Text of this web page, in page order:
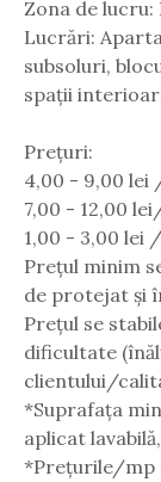
Zona de
Lucrări:
subsoluri,
spații
Prețuri:
4,00 - 9,00 lei
7,00 - 12,00
1,00 - 3,00 lei
Prețul minim
de protejat și
Prețul se
dificultate
clientului/
*Suprafața
aplicat
*Prețurile/mp